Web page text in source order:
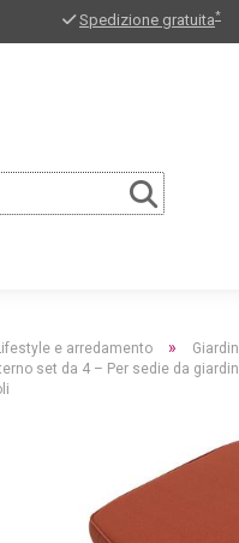
Spedizione gratuita*
e arredamento »
set da 4 – Per sedie da